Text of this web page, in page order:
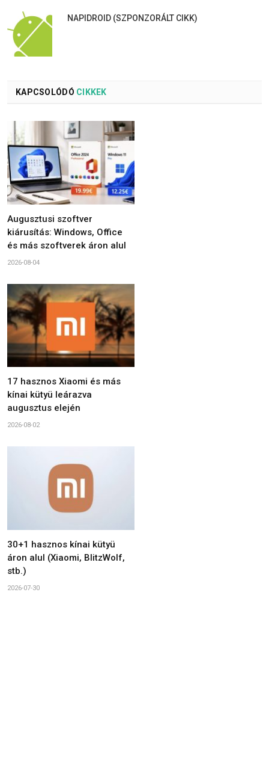
NAPIDROID (SZPONZORÁLT CIKK)
KAPCSOLÓDÓ CIKKEK
Augusztusi szoftver
kiárusítás: Windows, Office
és más szoftverek áron alul
2026-08-04
17 hasznos Xiaomi és más
kínai kütyü leárazva
augusztus elején
2026-08-02
30+1 hasznos kínai kütyü
áron alul (Xiaomi, BlitzWolf,
stb.)
2026-07-30